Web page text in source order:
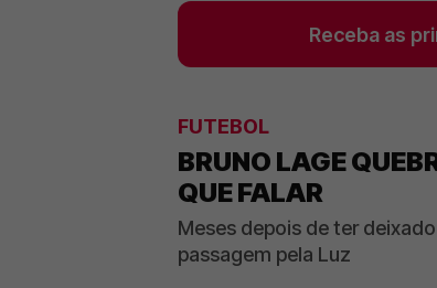
Receba as
FUTEBOL
BRUNO LAGE
QUE FALAR
Meses depois de ter
passagem pela Luz